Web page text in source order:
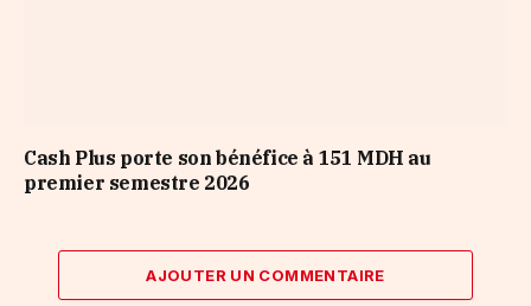
Cash Plus porte son bénéfice à 151 MDH au
premier semestre 2026
AJOUTER UN COMMENTAIRE